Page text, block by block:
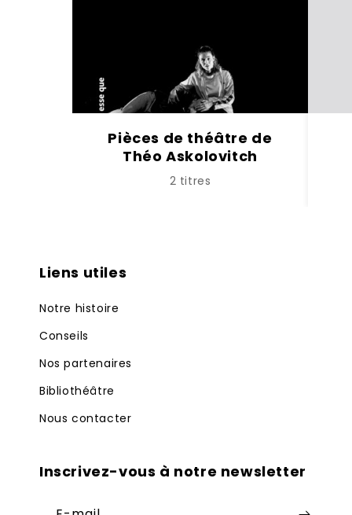
Pièces de théâtre de
Théo Askolovitch
2 titres
Liens utiles
Notre histoire
Conseils
Nos partenaires
Bibliothéâtre
Nous contacter
Inscrivez-vous à notre newsletter